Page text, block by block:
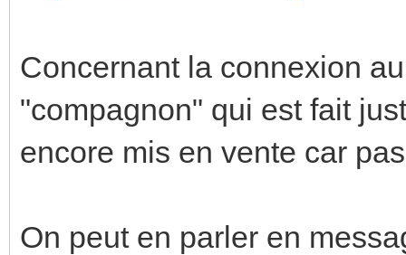
Concernant la connexion
"compagnon" qui est fait
encore mis en vente car
On peut en parler en